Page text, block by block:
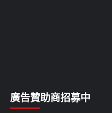
廣告贊助商招募中